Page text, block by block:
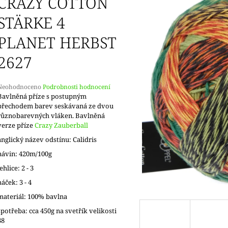
4
HERBST
Podrobnosti hodnocení
příze s postupným
barev seskávaná ze dvou
vláken. Bavlněná
přízeCrazy Zauberball
název odstínu: Calidris
420m/100g
2 - 3
3 - 4
100% bavlna
cca 450g na svetřík velikosti
Kč
82 Kč